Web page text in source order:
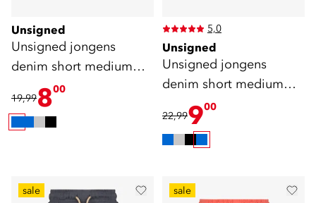
Unsigned
Unsigned jongens
denim short medium
blauw
19,99800
5,0
Unsigned
Unsigned jongens
denim short medium
blauw
22,99900
sale sale